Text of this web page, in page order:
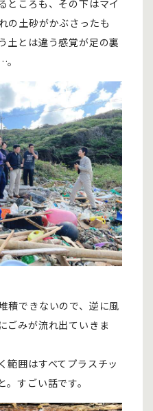
ところも、その下はマイ
の土砂がかぶさったも
土とは違う感覚が足の裏
積できないので、逆に風
ごみが流れ出ていきま
範囲はすべてプラスチッ
すごい話です。